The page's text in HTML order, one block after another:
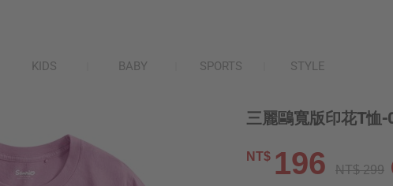
KIDS BABY SPORTS STYLE
三麗鷗寬版印花T恤-
NT$ 196 NT$ 299